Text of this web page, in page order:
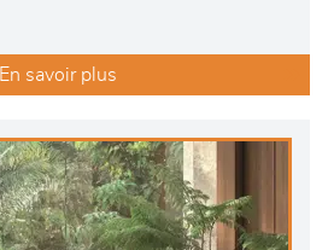
En savoir plus